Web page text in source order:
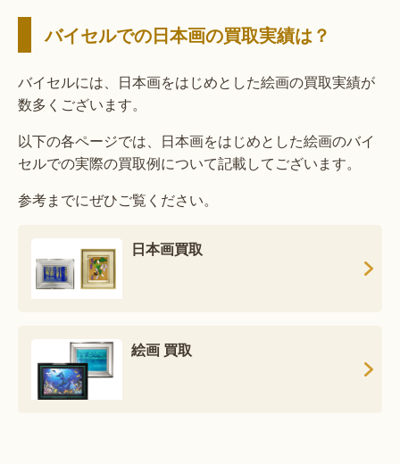
バイセルでの日本画の買取実績は？
バイセルには、日本画をはじめとした絵画の買取実績が
数多くございます。
以下の各ページでは、日本画をはじめとした絵画のバイ
セルでの実際の買取例について記載してございます。
参考までにぜひご覧ください。
日本画買取
絵画 買取